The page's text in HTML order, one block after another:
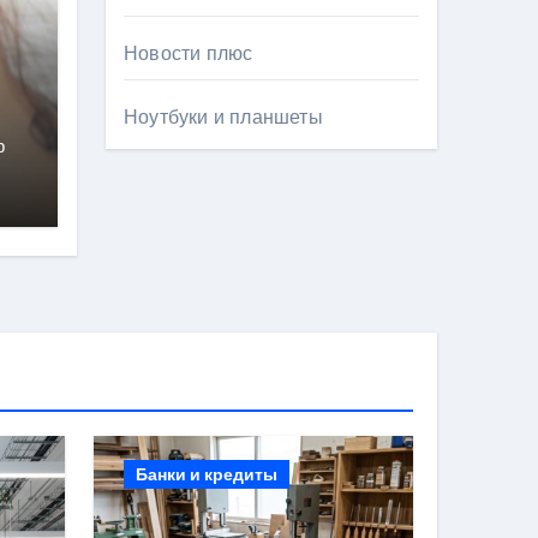
Новости плюс
Ноутбуки и планшеты
Банки и кредиты